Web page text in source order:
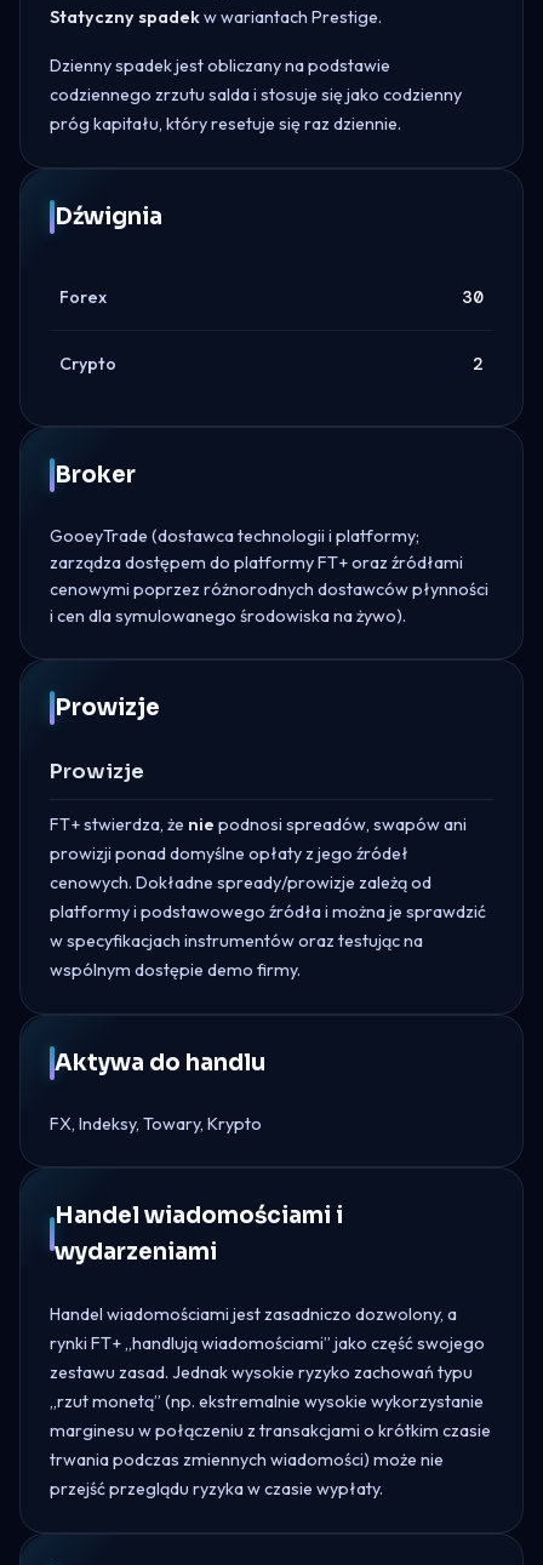
Statyczny spadekw wariantach Prestige.
Dzienny spadek jest obliczany na podstawie
codziennego zrzutu salda i stosuje się jako codzienny
próg kapitału, który resetuje się raz dziennie.
Dźwignia
Forex 30
Crypto 2
Broker
GooeyTrade (dostawca technologii i platformy;
zarządza dostępem do platformy FT+ oraz źródłami
cenowymi poprzez różnorodnych dostawców płynności
i cen dla symulowanego środowiska na żywo).
Prowizje
Prowizje
FT+ stwierdza, że nie podnosi spreadów, swapów ani
prowizji ponad domyślne opłaty z jego źródeł
cenowych. Dokładne spready/prowizje zależą od
platformy i podstawowego źródła i można je sprawdzić
w specyfikacjach instrumentów oraz testując na
wspólnym dostępie demo firmy.
Aktywa do handlu
FX, Indeksy, Towary, Krypto
Handel wiadomościami i
wydarzeniami
Handel wiadomościami jest zasadniczo dozwolony, a
rynki FT+ „handlują wiadomościami” jako część swojego
zestawu zasad. Jednak wysokie ryzyko zachowań typu
„rzut monetą” (np. ekstremalnie wysokie wykorzystanie
marginesu w połączeniu z transakcjami o krótkim czasie
trwania podczas zmiennych wiadomości) może nie
przejść przeglądu ryzyka w czasie wypłaty.